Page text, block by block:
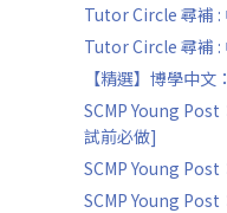
Tutor Circle 尋補 :
Tutor Circle 尋補 :
【精選】博學中文
SCMP Young
試前必做]
SCMP Young
SCMP Young Post